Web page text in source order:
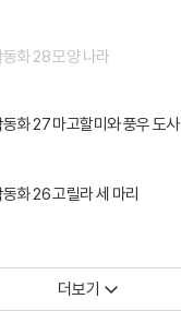
화 28 모양 나라
화 27 마고할미와 풍우 도사
화 26 고릴라 세 마리
더보기